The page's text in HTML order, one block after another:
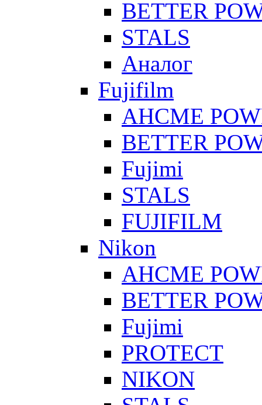
BETTER
STALS
Аналог
Fujifilm
AHCME
BETTER
Fujimi
STALS
FUJIFILM
Nikon
AHCME
BETTER
Fujimi
PROTECT
NIKON